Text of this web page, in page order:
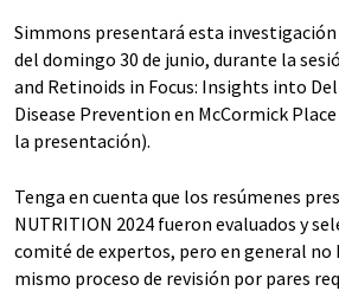
Simmons presentará esta investigación
del domingo 30 de junio, durante la
and Retinoids in Focus: Insights into
Disease Prevention en McCormick
la presentación).
Tenga en cuenta que los resúmenes
NUTRITION 2024 fueron evaluados y
comité de expertos, pero en general no
mismo proceso de revisión por pares